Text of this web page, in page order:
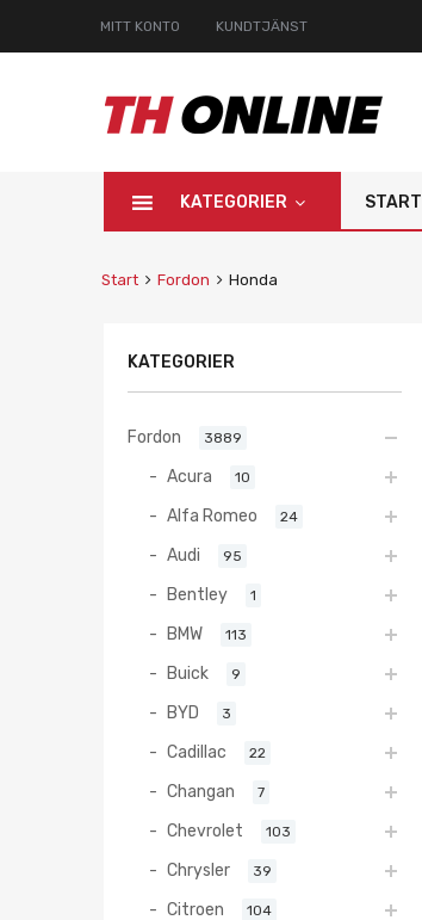
MITT KONTO KUNDTJÄNST
KATEGORIER START
Start Fordon Honda
KATEGORIER
Fordon 3889
Acura 10
Alfa Romeo 24
Audi 95
Bentley 1
BMW 113
Buick 9
BYD 3
Cadillac 22
Changan 7
Chevrolet 103
Chrysler 39
Citroen 104